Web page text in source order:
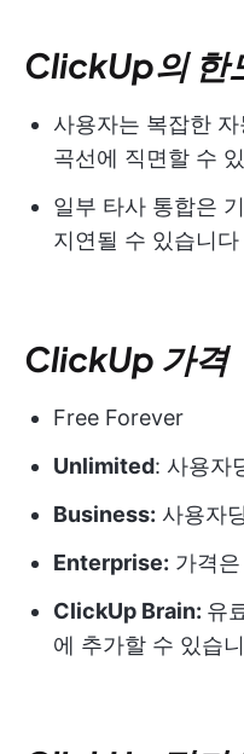
ClickUp의 한
사용자는 복잡한
곡선에 직면할 수
일부 타사 통합은
지연될 수 있습니다
ClickUp 가격
Free Forever
Unlimited: 사용자
Business: 사용자
Enterprise: 가격
ClickUp Brain: 유
에 추가할 수 있습